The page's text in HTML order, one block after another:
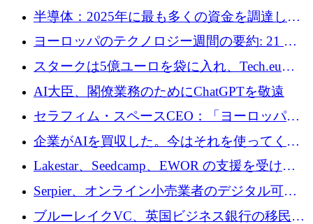
の 1 つに取り組むために 16 万 2,000 ユーロを
確保
半導体：2025年に最も多くの資金を調達した
10社
ヨーロッパのテクノロジー週間の要約: 21 億
ユーロの取引と Tech.eu Funding Explorer
スタークは5億ユーロを袋に入れ、Tech.eu
Funding Explorerの立ち上げ、そしてルクセン
ブルクの大きな野望
AI大臣、閣僚業務のためにChatGPTを敬遠
セラフィム・スペースCEO：「ヨーロッパは
追いつきつつある」
企業がAIを買収した。今はそれを使ってくれ
る人々が必要です
Lakestar、Seedcamp、EWOR の支援を受け、
SE3 が自律システム用の空間 AI プラットフォ
ームを発表
Serpier、オンライン小売業者のデジタル可視
性向上を支援するために 140 万ユーロを調達
ブルーレイクVC、英国ビジネス銀行の移民主